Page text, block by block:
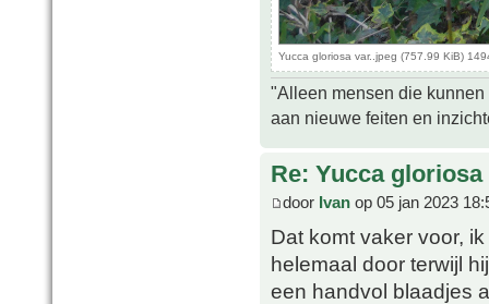
Yucca gloriosa var..jpeg (757.99 KiB)
"Alleen mensen die
aan nieuwe feiten en
Re: Yucca
door Ivan op 05 jan 2023
Dat komt vaker voor,
helemaal door terwijl
een handvol blaadjes